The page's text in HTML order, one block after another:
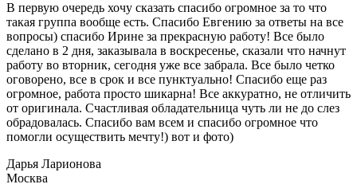
В первую очередь хочу сказать спасибо огромное за то что
такая группа вообще есть. Спасибо Евгению за ответы на все
вопросы) спасибо Ирине за прекрасную работу! Все было
сделано в 2 дня, заказывала в воскресенье, сказали что начнут
работу во вторник, сегодня уже все забрала. Все было четко
оговорено, все в срок и все пунктуально! Спасибо еще раз
огромное, работа просто шикарна! Все аккуратно, не отличить
от оригинала. Счастливая обладательница чуть ли не до слез
обрадовалась. Спасибо вам всем и спасибо огромное что
помогли осуществить мечту!) вот и фото)
Дарья Ларионова
Москва